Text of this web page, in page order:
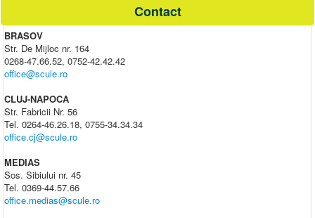
Contact
BRASOV
Str. De Mijloc nr. 164
0268-47.66.52, 0752-42.42.42
office@scule.ro
CLUJ-NAPOCA
Str. Fabricii Nr. 56
Tel. 0264-46.26.18, 0755-34.34.34
office.cj@scule.ro
MEDIAS
Sos. Sibiului nr. 45
Tel. 0369-44.57.66
office.medias@scule.ro